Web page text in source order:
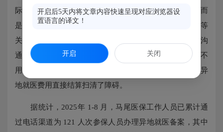
际情况，工作人员并未简单告知办理流程便结束服务，而
是耐心细致地记录下老人的个人信息、就医地具体详情等
关键内容，直接帮他完成了异地就医备案登记。从电话沟
通对接需求，到备案手续全部办结，整个过程陈大爷既不
用奔波跑腿，也无需自己操作线上平台，真正为老年人异
地就医费用直接结算扫清了障碍。
据统计，2025年 1-8 月，马尾医保工作人员已累计通
过电话渠道为 121 人次参保人员办理异地就医备案，其中
开启后5天内将文章内容快速呈现对应浏览器设
置语言的译文！
开启 关闭